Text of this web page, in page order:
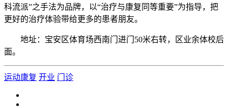
科流派”之手法为品牌，以“治疗与康复同等重要”为指导，把
更好的治疗体验带给更多的患者朋友。
地址：宝安区体育场西南门进门50米右转，区业余体校后
面。
运动康复 开业 门诊